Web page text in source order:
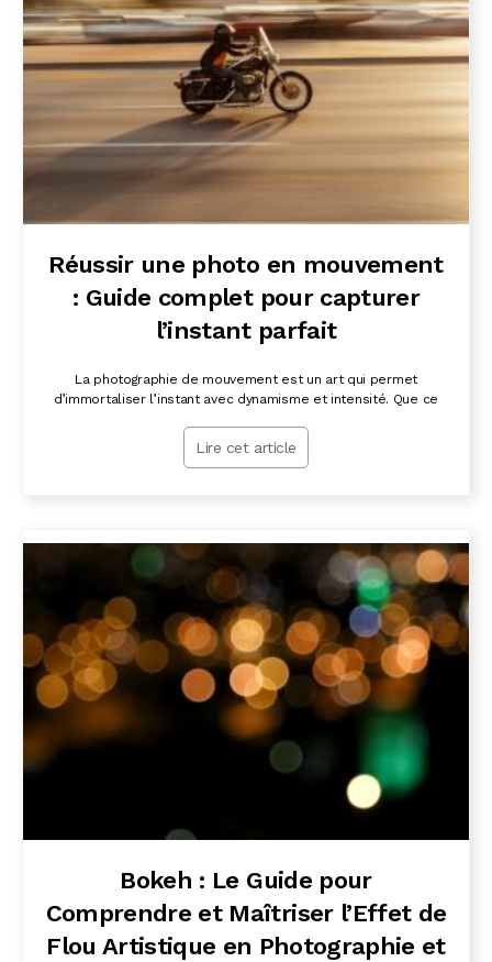
Réussir une photo en mouvement
: Guide complet pour capturer
l’instant parfait
La photographie de mouvement est un art qui permet
d’immortaliser l’instant avec dynamisme et intensité. Que ce
Lire cet article
Bokeh : Le Guide pour
Comprendre et Maîtriser l’Effet de
Flou Artistique en Photographie et